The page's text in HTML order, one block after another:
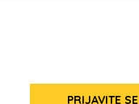
PRIJAVITE SE